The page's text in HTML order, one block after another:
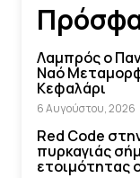
Λαμπρός ο
Ναό
Κεφαλάρι
6 Αυγούστου, 2026
Red Code
πυρκαγιάς
ετοιμότητας